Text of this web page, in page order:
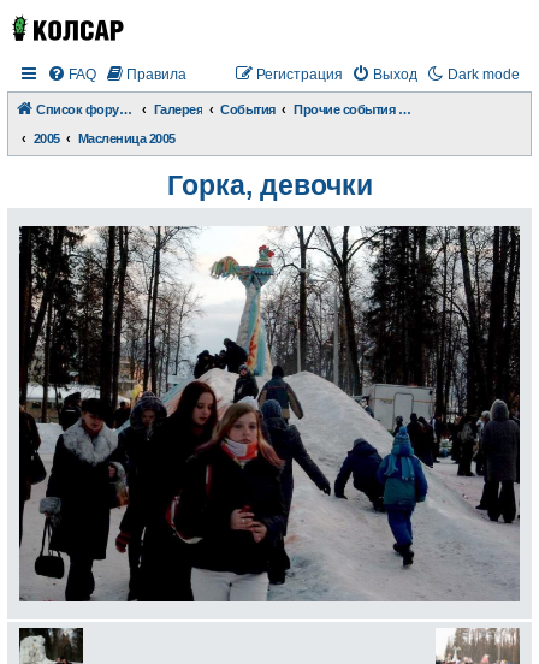
Dark mode
FAQ Правила Выход
Регистрация
Список форумов Галерея События
Прочие события и происшествия
2005
Масленица 2005
Горка, девочки